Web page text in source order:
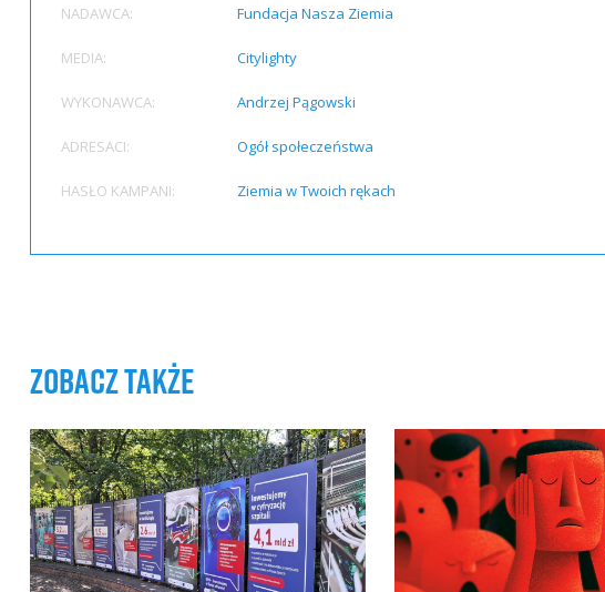
NADAWCA: Fundacja Nasza Ziemia
MEDIA: Citylighty
WYKONAWCA: Andrzej Pągowski
ADRESACI: Ogół społeczeństwa
HASŁO KAMPANI: Ziemia w Twoich rękach
zobacz także